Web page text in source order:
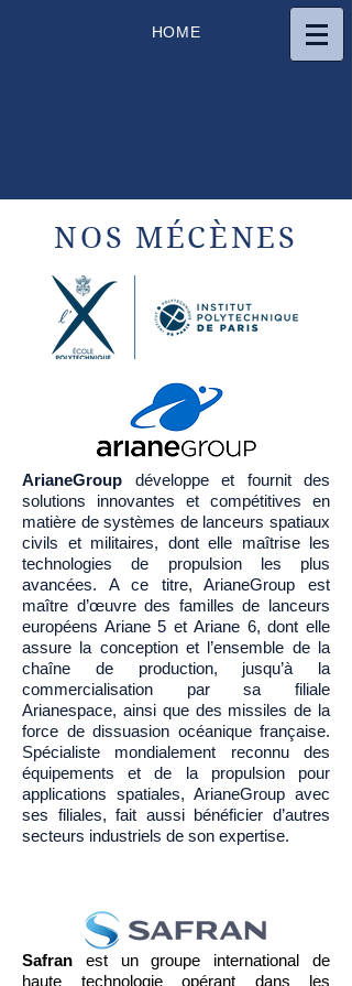
HOME
NOS MÉCÈNES
ArianeGroup développe et fournit des
solutions innovantes et compétitives en
matière de systèmes de lanceurs spatiaux
civils et militaires, dont elle maîtrise les
technologies de propulsion les plus
avancées. A ce titre, ArianeGroup est
maître d’œuvre des familles de lanceurs
européens Ariane 5 et Ariane 6, dont elle
assure la conception et l’ensemble de la
chaîne de production, jusqu’à la
commercialisation par sa filiale
Arianespace, ainsi que des missiles de la
force de dissuasion océanique française.
Spécialiste mondialement reconnu des
équipements et de la propulsion pour
applications spatiales, ArianeGroup avec
ses filiales, fait aussi bénéficier d’autres
secteurs industriels de son expertise.
Safran est un groupe international de
haute technologie opérant dans les